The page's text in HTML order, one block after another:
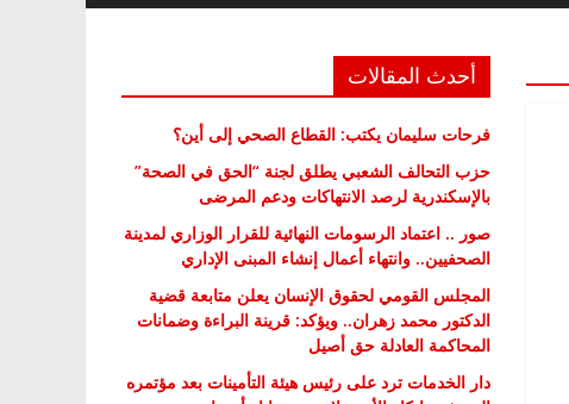
أحدث المقالات
فرحات سليمان يكتب: القطاع الصحي إلى أين؟
حزب التحالف الشعبي يطلق لجنة “الحق في الصحة”
بالإسكندرية لرصد الانتهاكات ودعم المرضى
صور .. اعتماد الرسومات النهائية للقرار الوزاري لمدينة
الصحفيين.. وانتهاء أعمال إنشاء المبنى الإداري
المجلس القومي لحقوق الإنسان يعلن متابعة قضية
الدكتور محمد زهران.. ويؤكد: قرينة البراءة وضمانات
المحاكمة العادلة حق أصيل
دار الخدمات ترد على رئيس هيئة التأمينات بعد مؤتمره